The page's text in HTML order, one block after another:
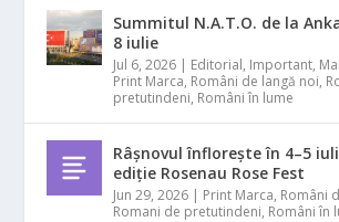
Summitul N.A.T.O. de la
8 iulie
Jul 6, 2026 | Editorial, Important,
Print Marca, Români de langă noi,
pretutindeni, Români în lume
Râșnovul înflorește în 4–5
ediție Rosenau Rose Fest
Jun 29, 2026 | Print Marca, Români
Romani de pretutindeni, Români în